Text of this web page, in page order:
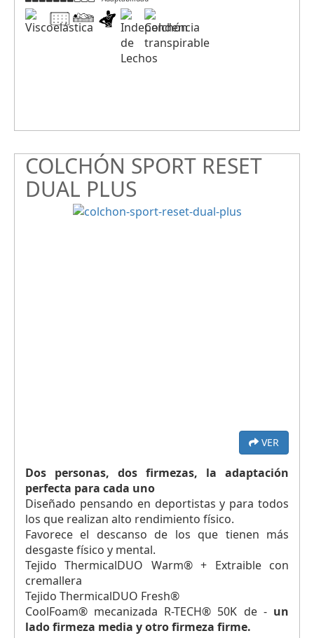
COLCHÓN SPORT RESET
DUAL PLUS
VER
Dos personas, dos firmezas, la adaptación
perfecta para cada uno
Diseñado pensando en deportistas y para todos
los que realizan alto rendimiento físico.
Favorece el descanso de los que tienen más
desgaste físico y mental.
Tejido ThermicalDUO Warm® + Extraible con
cremallera
Tejido ThermicalDUO Fresh®
CoolFoam® mecanizada R-TECH® 50K de - un
lado firmeza media y otro firmeza firme.